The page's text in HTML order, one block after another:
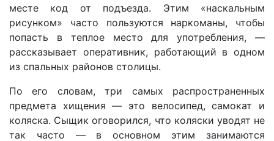
месте код от подъезда. Этим «наскальным
рисунком» часто пользуются наркоманы, чтобы
попасть в теплое место для употребления, —
рассказывает оперативник, работающий в одном
из спальных районов столицы.
По его словам, три самых распространенных
предмета хищения — это велосипед, самокат и
коляска. Сыщик оговорился, что коляски уводят не
так часто — в основном этим занимаются